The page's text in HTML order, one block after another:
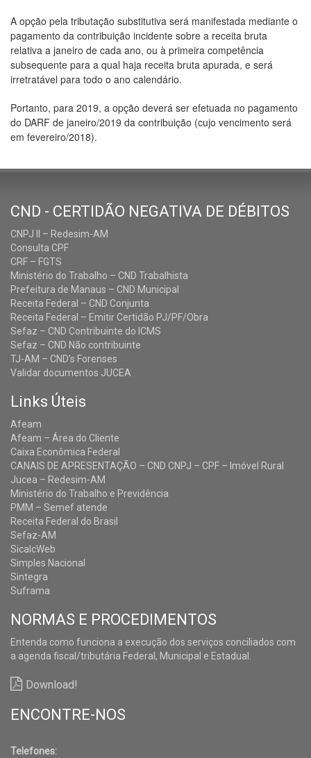
A opção pela tributação substitutiva será manifestada mediante o
pagamento da contribuição incidente sobre a receita bruta
relativa a janeiro de cada ano, ou à primeira competência
subsequente para a qual haja receita bruta apurada, e será
irretratável para todo o ano calendário.
Portanto, para 2019, a opção deverá ser efetuada no pagamento
do DARF de janeiro/2019 da contribuição (cujo vencimento será
em fevereiro/2018).
CND - CERTIDÃO NEGATIVA DE DÉBITOS
CNPJ II – Redesim-AM
Consulta CPF
CRF – FGTS
Ministério do Trabalho – CND Trabalhista
Prefeitura de Manaus – CND Municipal
Receita Federal – CND Conjunta
Receita Federal – Emitir Certidão PJ/PF/Obra
Sefaz – CND Contribuinte do ICMS
Sefaz – CND Não contribuinte
TJ-AM – CND's Forenses
Validar documentos JUCEA
Links Úteis
Afeam
Afeam – Área do Cliente
Caixa Econômica Federal
CANAIS DE APRESENTAÇÃO – CND CNPJ – CPF – Imóvel Rural
Jucea – Redesim-AM
Ministério do Trabalho e Previdência
PMM – Semef atende
Receita Federal do Brasil
Sefaz-AM
SicalcWeb
Simples Nacional
Sintegra
Suframa
NORMAS E PROCEDIMENTOS
Entenda como funciona a execução dos serviços conciliados com
a agenda fiscal/tributária Federal, Municipal e Estadual.
Download!
ENCONTRE-NOS
Telefones: